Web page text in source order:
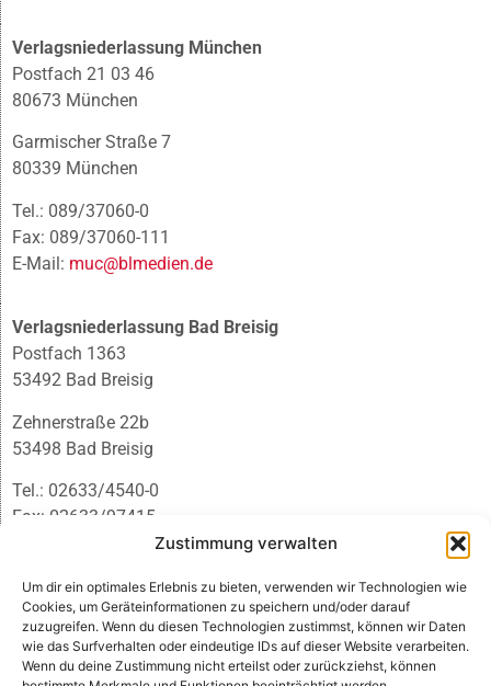
Zustimmung verwalten
Um dir ein optimales Erlebnis zu bieten, verwenden wir Technologien wie
Cookies, um Geräteinformationen zu speichern und/oder darauf
zuzugreifen. Wenn du diesen Technologien zustimmst, können wir Daten
wie das Surfverhalten oder eindeutige IDs auf dieser Website verarbeiten.
Wenn du deine Zustimmung nicht erteilst oder zurückziehst, können
Verlagsniederlassung München
Postfach 21 03 46
80673 München
Garmischer Straße 7
80339 München
Tel.: 089/37060-0
Fax: 089/37060-111
E-Mail: muc@blmedien.de
Verlagsniederlassung Bad Breisig
Postfach 1363
53492 Bad Breisig
Zehnerstraße 22b
53498 Bad Breisig
Tel.: 02633/4540-0
Fax: 02633/97415
infobb@blmedien.de